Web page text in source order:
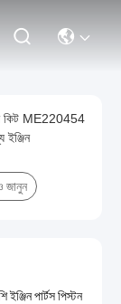
ME220454
পার্টস পিস্টন